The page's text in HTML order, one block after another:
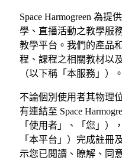
Space Harmogreen 為
學、直播活動之教學服
教學平台。我們的產品
程、課程之相關教材以
（以下稱「本服務」）。
不論個別使用者其物理
有連結至 Space
「使用者」、「您」）
「本平台」）完成註冊
示您已閱讀、瞭解、同